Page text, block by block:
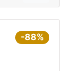
-88%